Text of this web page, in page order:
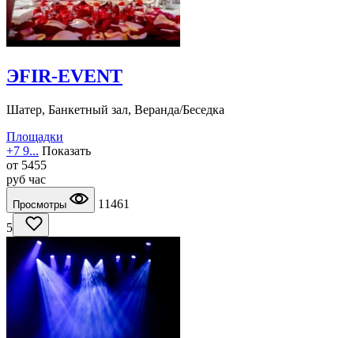
ЭFIR-EVENT
Шатер, Банкетный зал, Веранда/Беседка
Площадки
+7 9... Показать
от 5455
руб час
Просмотры
11461
5